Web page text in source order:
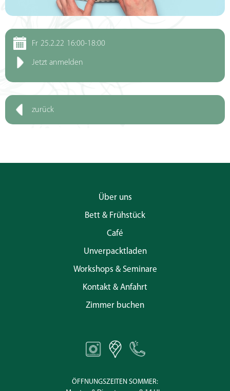
Fr 25.2.22 16:00-18:00
Jetzt anmelden
zurück
Über uns
Bett & Frühstück
Café
Unverpacktladen
Workshops & Seminare
Kontakt & Anfahrt
Zimmer buchen
ÖFFNUNGSZEITEN SOMMER: